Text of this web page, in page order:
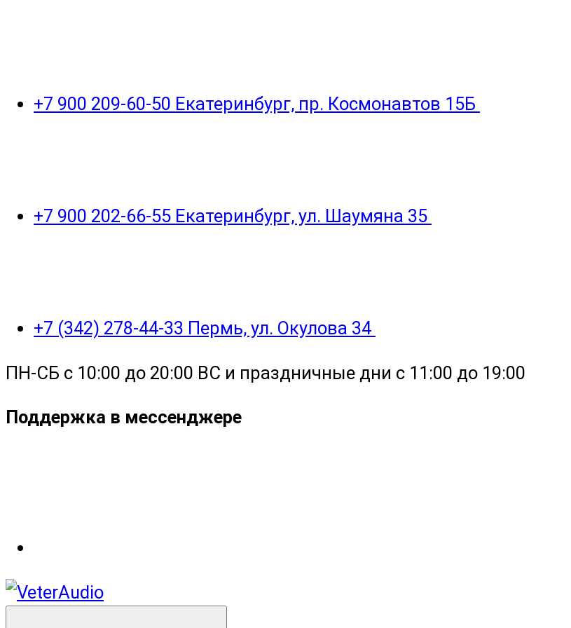
+7 900 209-60-50 Екатеринбург, пр. Космонавтов 15Б
+7 900 202-66-55 Екатеринбург, ул. Шаумяна 35
+7 (342) 278-44-33 Пермь, ул. Окулова 34
ПН-СБ с 10:00 до 20:00 ВС и праздничные дни с 11:00 до 19:00
Поддержка в мессенджере